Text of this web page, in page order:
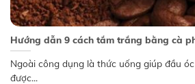
Hướng dẫn 9 cách tắm trắng bằng cà
Ngoài công dụng là thức uống giúp đầu
được...